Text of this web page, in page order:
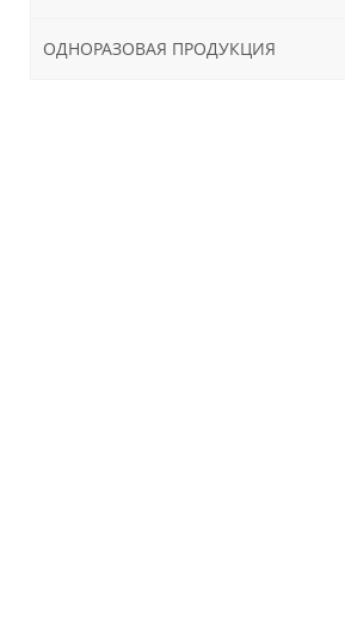
ОДНОРАЗОВАЯ ПРОДУКЦИЯ